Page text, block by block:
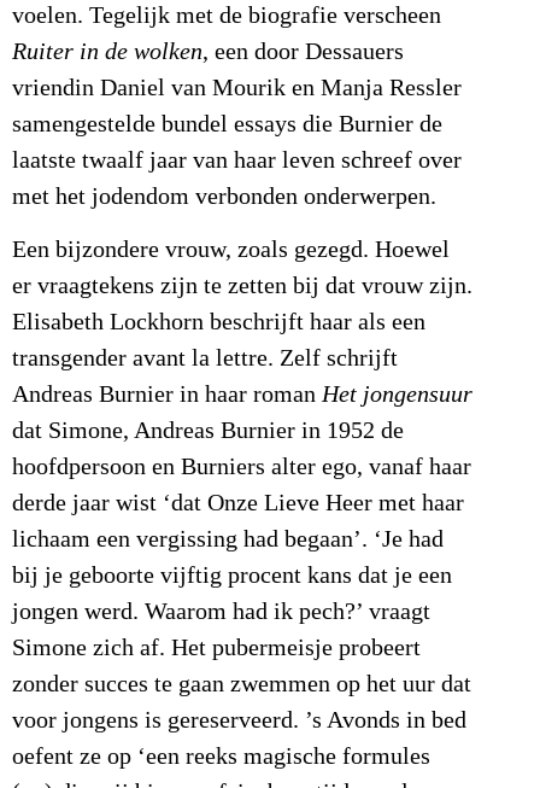
voelen. Tegelijk met de biografie verscheen
Ruiter in de wolken, een door Dessauers
vriendin Daniel van Mourik en Manja Ressler
samengestelde bundel essays die Burnier de
laatste twaalf jaar van haar leven schreef over
met het jodendom verbonden onderwerpen.
Een bijzondere vrouw, zoals gezegd. Hoewel
er vraagtekens zijn te zetten bij dat vrouw zijn.
Elisabeth Lockhorn beschrijft haar als een
transgender avant la lettre. Zelf schrijft
Andreas Burnier in haar romanHet jongensuur
dat Simone, Andreas Burnier in 1952 de
hoofdpersoon en Burniers alter ego, vanaf haar
derde jaar wist ‘dat Onze Lieve Heer met haar
lichaam een vergissing had begaan’. ‘Je had
bij je geboorte vijftig procent kans dat je een
jongen werd. Waarom had ik pech?’ vraagt
Simone zich af. Het pubermeisje probeert
zonder succes te gaan zwemmen op het uur dat
voor jongens is gereserveerd. ’s Avonds in bed
oefent ze op ‘een reeks magische formules